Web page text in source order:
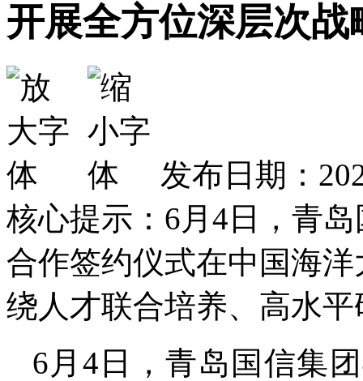
开展全方位深层次战
发布日期：
核心提示：6月4日，青
合作签约仪式在中国海
绕人才联合培养、高水
6月4日，青岛国信集